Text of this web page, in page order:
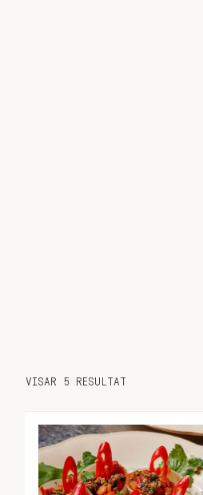
VISAR 5 RESULTAT